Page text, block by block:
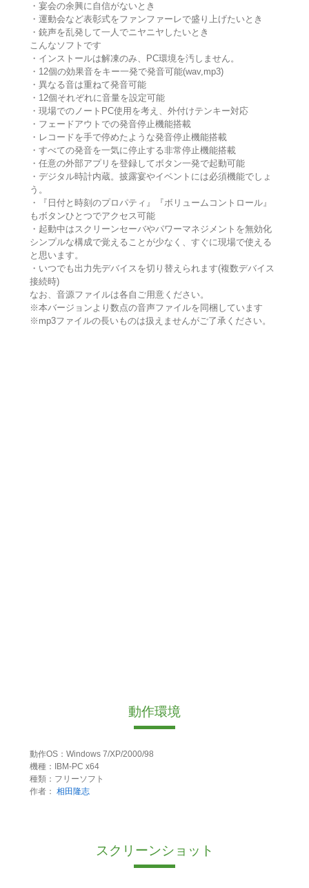
・宴会の余興に自信がないとき
・運動会など表彰式をファンファーレで盛り上げたいとき
・銃声を乱発して一人でニヤニヤしたいとき
こんなソフトです
・インストールは解凍のみ、PC環境を汚しません。
・12個の効果音をキー一発で発音可能(wav,mp3)
・異なる音は重ねて発音可能
・12個それぞれに音量を設定可能
・現場でのノートPC使用を考え、外付けテンキー対応
・フェードアウトでの発音停止機能搭載
・レコードを手で停めたような発音停止機能搭載
・すべての発音を一気に停止する非常停止機能搭載
・任意の外部アプリを登録してボタン一発で起動可能
・デジタル時計内蔵。披露宴やイベントには必須機能でしょ
う。
・『日付と時刻のプロパティ』『ボリュームコントロール』
もボタンひとつでアクセス可能
・起動中はスクリーンセーバやパワーマネジメントを無効化
シンプルな構成で覚えることが少なく、すぐに現場で使える
と思います。
・いつでも出力先デバイスを切り替えられます(複数デバイス
接続時)
なお、音源ファイルは各自ご用意ください。
※本バージョンより数点の音声ファイルを同梱しています
※mp3ファイルの長いものは扱えませんがご了承ください。
動作環境
動作OS：Windows 7/XP/2000/98
機種：IBM-PC x64
種類：フリーソフト
作者： 相田隆志
スクリーンショット